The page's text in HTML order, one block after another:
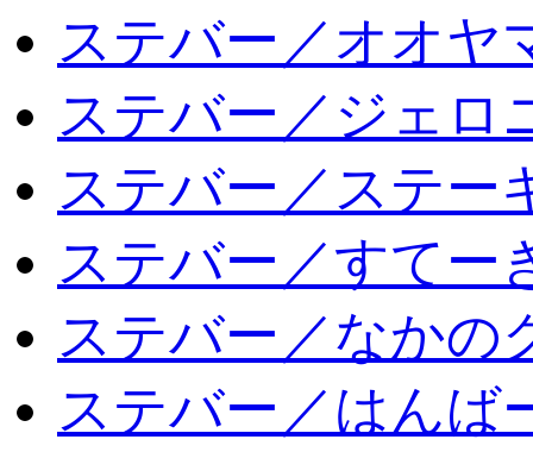
ステバー／オオヤ
ステバー／ジェロ
ステバー／ステー
ステバー／すてー
ステバー／なかの
ステバー／はんば